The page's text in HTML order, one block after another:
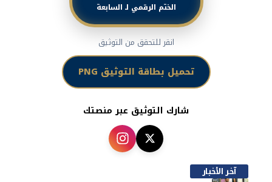
الختم الرقمي لـ السابعة
انقر للتحقق من التوثيق
تحميل بطاقة التوثيق PNG
شارك التوثيق عبر منصتك
آخر الأخبار